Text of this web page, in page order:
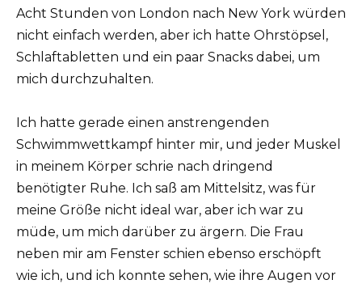
Acht Stunden von London nach New York würden
nicht einfach werden, aber ich hatte Ohrstöpsel,
Schlaftabletten und ein paar Snacks dabei, um
mich durchzuhalten.
Ich hatte gerade einen anstrengenden
Schwimmwettkampf hinter mir, und jeder Muskel
in meinem Körper schrie nach dringend
benötigter Ruhe. Ich saß am Mittelsitz, was für
meine Größe nicht ideal war, aber ich war zu
müde, um mich darüber zu ärgern. Die Frau
neben mir am Fenster schien ebenso erschöpft
wie ich, und ich konnte sehen, wie ihre Augen vor